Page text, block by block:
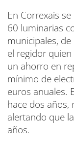
En Correxais
60 luminarias
municipales,
el regidor
un ahorro en
mínimo de
euros anuales.
hace dos años,
alertando que
años.